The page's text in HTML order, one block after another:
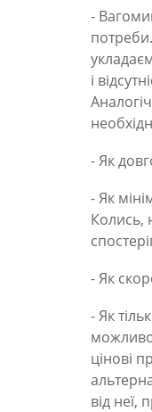
-
і
- Як
- Як
Колись,
- Як
- Як
можливо
цінові
від неї,